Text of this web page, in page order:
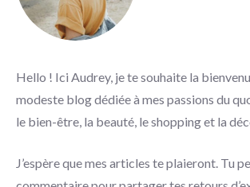
Hello ! Ici Audrey, je te souhaite la
modeste blog dédiée à mes passions du
le bien-être, la beauté, le shopping et la
J’espère que mes articles te plaieront. Tu